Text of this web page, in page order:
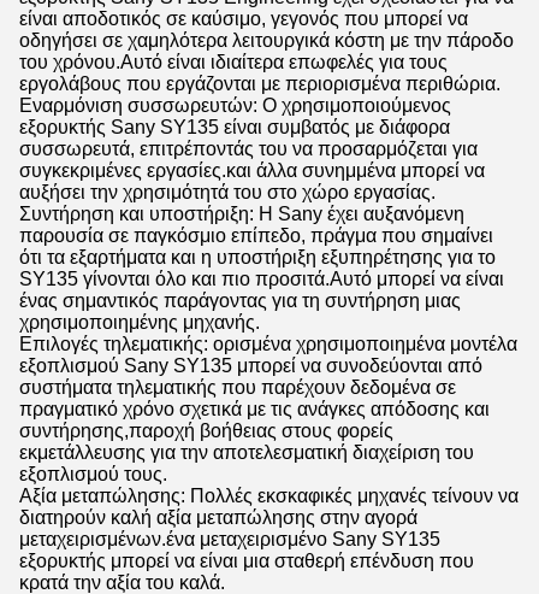
είναι αποδοτικός σε καύσιμο, γεγονός που μπορεί να
οδηγήσει σε χαμηλότερα λειτουργικά κόστη με την πάροδο
του χρόνου.Αυτό είναι ιδιαίτερα επωφελές για τους
εργολάβους που εργάζονται με περιορισμένα περιθώρια.
Εναρμόνιση συσσωρευτών: Ο χρησιμοποιούμενος
εξορυκτής Sany SY135 είναι συμβατός με διάφορα
συσσωρευτά, επιτρέποντάς του να προσαρμόζεται για
συγκεκριμένες εργασίες.και άλλα συνημμένα μπορεί να
αυξήσει την χρησιμότητά του στο χώρο εργασίας.
Συντήρηση και υποστήριξη: Η Sany έχει αυξανόμενη
παρουσία σε παγκόσμιο επίπεδο, πράγμα που σημαίνει
ότι τα εξαρτήματα και η υποστήριξη εξυπηρέτησης για το
SY135 γίνονται όλο και πιο προσιτά.Αυτό μπορεί να είναι
ένας σημαντικός παράγοντας για τη συντήρηση μιας
χρησιμοποιημένης μηχανής.
Επιλογές τηλεματικής: ορισμένα χρησιμοποιημένα μοντέλα
εξοπλισμού Sany SY135 μπορεί να συνοδεύονται από
συστήματα τηλεματικής που παρέχουν δεδομένα σε
πραγματικό χρόνο σχετικά με τις ανάγκες απόδοσης και
συντήρησης,παροχή βοήθειας στους φορείς
εκμετάλλευσης για την αποτελεσματική διαχείριση του
εξοπλισμού τους.
Αξία μεταπώλησης: Πολλές εκσκαφικές μηχανές τείνουν να
διατηρούν καλή αξία μεταπώλησης στην αγορά
μεταχειρισμένων.ένα μεταχειρισμένο Sany SY135
εξορυκτής μπορεί να είναι μια σταθερή επένδυση που
κρατά την αξία του καλά.